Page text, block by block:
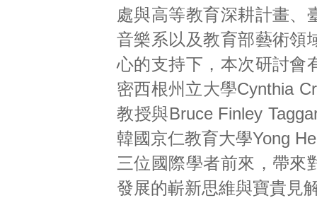
處與高等教育深耕計畫、
音樂系以及教育部藝術領
心的支持下，本次研討會
密西根州立大學Cynthia
教授與Bruce Finley
韓國京仁教育大學Yong
三位國際學者前來，帶來
發展的嶄新思維與寶貴見